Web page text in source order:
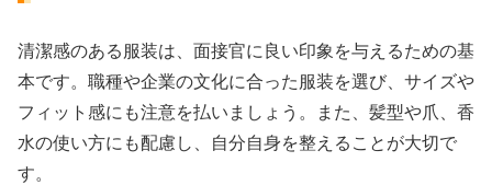
清潔感のある服装は、面接官に良い印象を与えるための基
本です。職種や企業の文化に合った服装を選び、サイズや
フィット感にも注意を払いましょう。また、髪型や爪、香
水の使い方にも配慮し、自分自身を整えることが大切で
す。